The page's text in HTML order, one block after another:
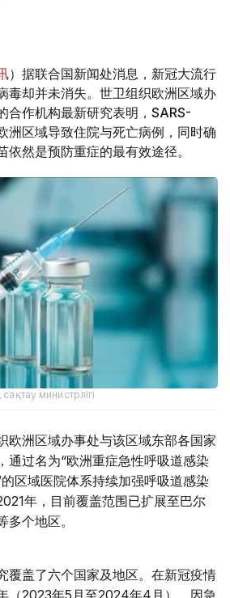
）据联合国新闻处消息，新冠大流行
毒却并未消失。世卫组织欧洲区域办
合作机构最新研究表明，SARS-
洲区域导致住院与死亡病例，同时确
然是预防重症的最有效途径。
министрлігі
欧洲区域办事处与该区域东部各国家
通过名为“欧洲重症急性呼吸道感染
区域医院体系持续加强呼吸道感染
年，目前覆盖范围已扩展至巴尔
个地区。
覆盖了六个国家及地区。在新冠疫情